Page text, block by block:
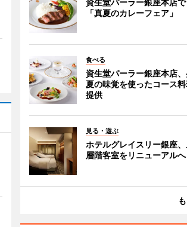
資生堂パーラー銀座本店で
「真夏のカレーフェア」
食べる
資生堂パーラー銀座本店
夏の味覚を使ったコース
提供
見る・遊ぶ
ホテルグレイスリー銀座、
層階客室をリニューアルへ